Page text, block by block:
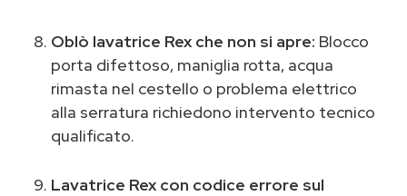
Oblò lavatrice Rex che non si apre: Blocco
porta difettoso, maniglia rotta, acqua
rimasta nel cestello o problema elettrico
alla serratura richiedono intervento tecnico
qualificato.
Lavatrice Rex con codice errore sul